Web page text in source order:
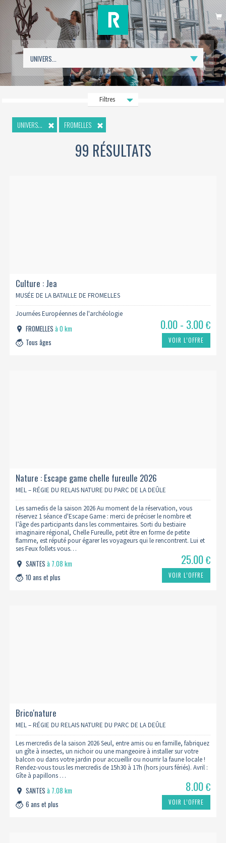
Filtres
UNIVERS... FROMELLES
99 RÉSULTATS
Culture : Jea
MUSÉE DE LA BATAILLE DE FROMELLES
Journées Européennes de l'archéologie
FROMELLESà 0 km
Tous âges
0.00 - 3.00€
VOIR L’OFFRE
Nature : Escape game chelle fureulle 2026
MEL – RÉGIE DU RELAIS NATURE DU PARC DE LA DEÛLE
Les samedis de la saison 2026 Au moment de la réservation, vous
réservez 1 séance d'Escape Game : merci de préciser le nombre et
l’âge des participants dans les commentaires. Sorti du bestiaire
imaginaire régional, Chelle Fureulle, petit être en forme de petite
flamme, est réputé pour égarer les voyageurs qui le rencontrent. Lui et
ses Feux follets vous…
SANTESà 7.08 km
10 ans et plus
25.00€
VOIR L’OFFRE
Brico'nature
MEL – RÉGIE DU RELAIS NATURE DU PARC DE LA DEÛLE
Les mercredis de la saison 2026 Seul, entre amis ou en famille, fabriquez
un gîte à insectes, un nichoir ou une mangeoire à installer sur votre
balcon ou dans votre jardin pour accueillir ou nourrir la faune locale !
Rendez-vous tous les mercredis de 15h30 à 17h (hors jours fériés). Avril :
Gîte à papillons …
SANTESà 7.08 km
6 ans et plus
8.00€
VOIR L’OFFRE